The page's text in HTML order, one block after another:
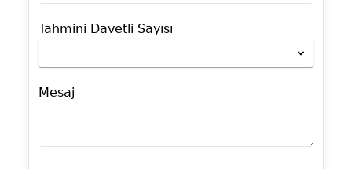
Tahmini Davetli Sayısı
Mesaj